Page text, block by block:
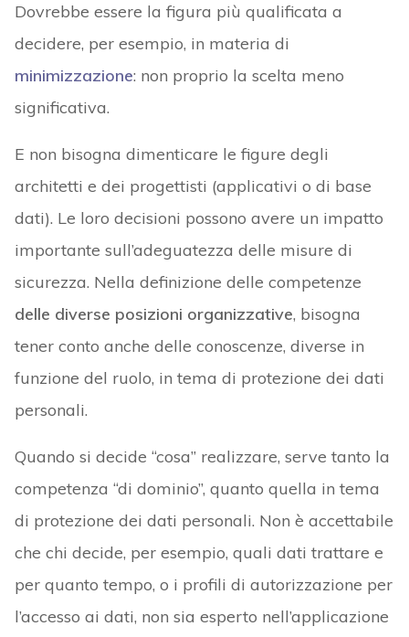
Dovrebbe essere la figura più qualificata a
decidere, per esempio, in materia di
minimizzazione: non proprio la scelta meno
significativa.
E non bisogna dimenticare le figure degli
architetti e dei progettisti (applicativi o di base
dati). Le loro decisioni possono avere un impatto
importante sull’adeguatezza delle misure di
sicurezza. Nella definizione delle competenze
delle diverse posizioni organizzative, bisogna
tener conto anche delle conoscenze, diverse in
funzione del ruolo, in tema di protezione dei dati
personali.
Quando si decide “cosa” realizzare, serve tanto la
competenza “di dominio”, quanto quella in tema
di protezione dei dati personali. Non è accettabile
che chi decide, per esempio, quali dati trattare e
per quanto tempo, o i profili di autorizzazione per
l’accesso ai dati, non sia esperto nell’applicazione